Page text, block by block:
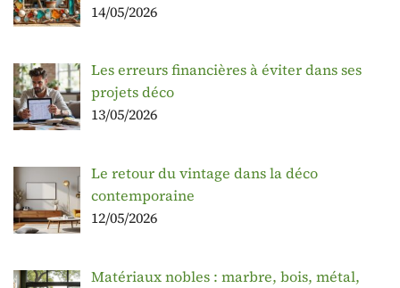
14/05/2026
Les erreurs financières à éviter dans ses
projets déco
13/05/2026
Le retour du vintage dans la déco
contemporaine
12/05/2026
Matériaux nobles : marbre, bois, métal,